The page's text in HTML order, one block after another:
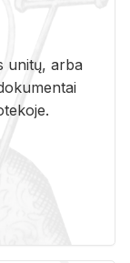
unitų, arba